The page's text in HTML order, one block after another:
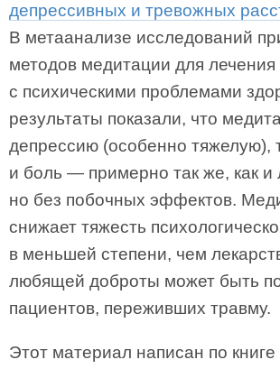
депрессивных и тревожных
В метаанализе исследований
методов медитации для лечения
с психическими проблемами
результаты показали, что
депрессию (особенно тяжелую),
и боль — примерно так же, как и
но без побочных эффектов.
снижает тяжесть
в меньшей степени, чем
любящей доброты может быть
пациентов, переживших травму.
Этот материал написан по книге